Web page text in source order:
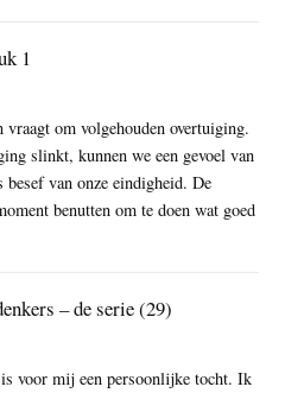
1
om volgehouden overtuiging.
slinkt, kunnen we een gevoel van
van onze eindigheid. De
benutten om te doen wat goed
– de serie (29)
voor mij een persoonlijke tocht. Ik